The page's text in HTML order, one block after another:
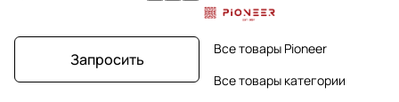
Запросить
Все товары Pioneer
Все товары категории